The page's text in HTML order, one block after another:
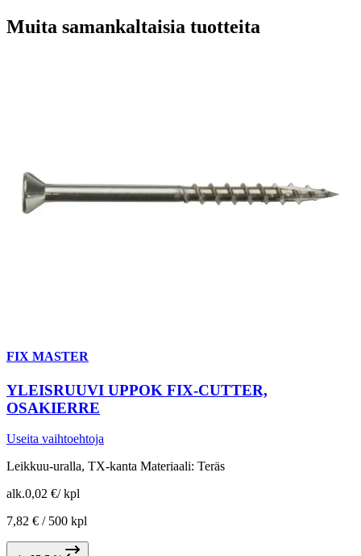
Muita samankaltaisia tuotteita
FIX MASTER
YLEISRUUVI UPPOK FIX-CUTTER,
OSAKIERRE
Useita vaihtoehtoja
Leikkuu-uralla, TX-kanta Materiaali: Teräs
alk.0,02 €/ kpl
7,82 € / 500 kpl